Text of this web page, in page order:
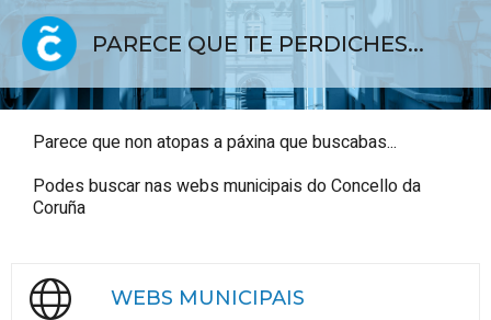
PARECE QUE TE PERDICHES...
Parece que non atopas a páxina que buscabas...
Podes buscar nas webs municipais do Concello da
Coruña
WEBS MUNICIPAIS